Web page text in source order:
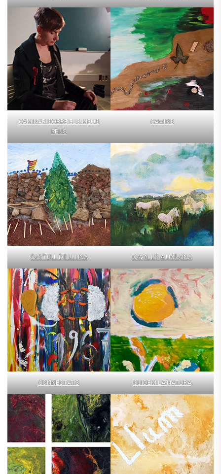
CAMINAR SOBRE ELS MEUS
PEUS
CAMINS
CASTELL DE LLUNA CAVALLS A UCRAÏNA
CONNECTATS CUIDEM LA NATURA